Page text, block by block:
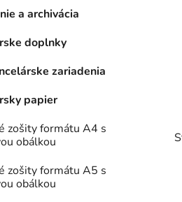
a archivácia
doplnky
zariadenia
papier
zošity formátu A4 s
obálkou
zošity formátu A5 s
obálkou